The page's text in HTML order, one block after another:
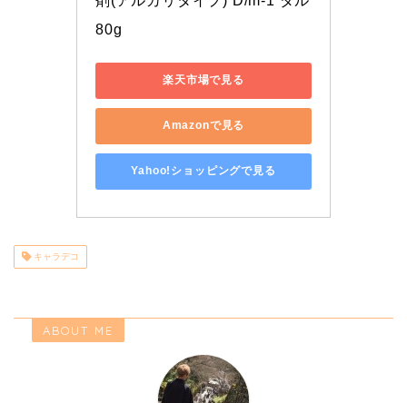
80g
楽天市場で見る
Amazonで見る
Yahoo!ショッピングで見る
キャラデコ
ABOUT ME